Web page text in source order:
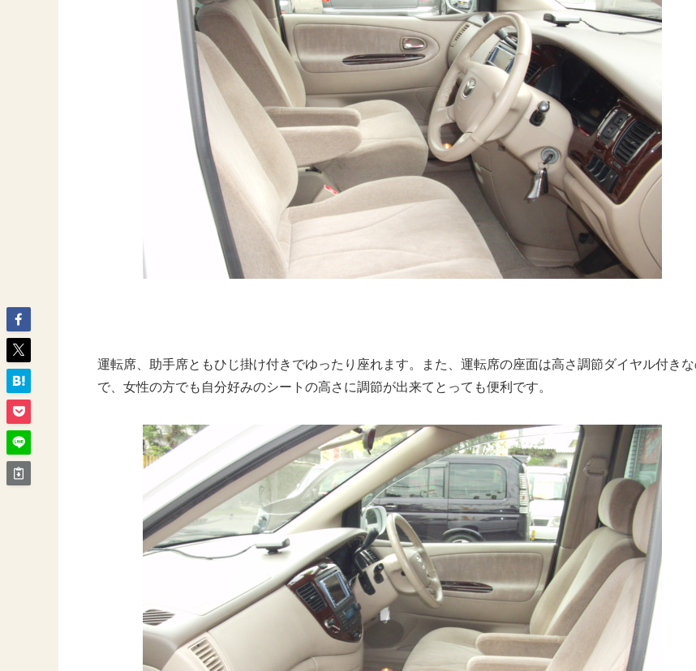
運転席、助手席ともひじ掛け付きでゆったり座れます。また、運転席の座面は高さ調節ダイヤル付き
で、女性の方でも自分好みのシートの高さに調節が出来てとっても便利です。